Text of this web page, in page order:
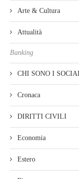
Arte & Cultura
Attualità
Banking
CHI SONO I
Cronaca
DIRITTI CIVILI
Economia
Estero